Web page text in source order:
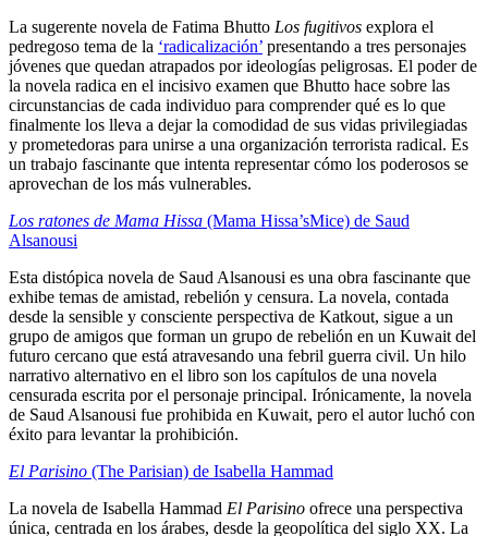
La sugerente novela de Fatima Bhutto Los fugitivos explora el
pedregoso tema de la ‘radicalización’ presentando a tres personajes
jóvenes que quedan atrapados por ideologías peligrosas. El poder de
la novela radica en el incisivo examen que Bhutto hace sobre las
circunstancias de cada individuo para comprender qué es lo que
finalmente los lleva a dejar la comodidad de sus vidas privilegiadas
y prometedoras para unirse a una organización terrorista radical. Es
un trabajo fascinante que intenta representar cómo los poderosos se
aprovechan de los más vulnerables.
Los ratones de Mama Hissa (Mama Hissa’sMice) de Saud
Alsanousi
Esta distópica novela de Saud Alsanousi es una obra fascinante que
exhibe temas de amistad, rebelión y censura. La novela, contada
desde la sensible y consciente perspectiva de Katkout, sigue a un
grupo de amigos que forman un grupo de rebelión en un Kuwait del
futuro cercano que está atravesando una febril guerra civil. Un hilo
narrativo alternativo en el libro son los capítulos de una novela
censurada escrita por el personaje principal. Irónicamente, la novela
de Saud Alsanousi fue prohibida en Kuwait, pero el autor luchó con
éxito para levantar la prohibición.
El Parisino (The Parisian) de Isabella Hammad
La novela de Isabella Hammad El Parisino ofrece una perspectiva
única, centrada en los árabes, desde la geopolítica del siglo XX. La